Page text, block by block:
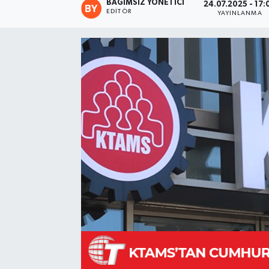
BAĞIMSIZ YÖNETICI
EDITÖR
24.07.2025 -
YAYINLANMA